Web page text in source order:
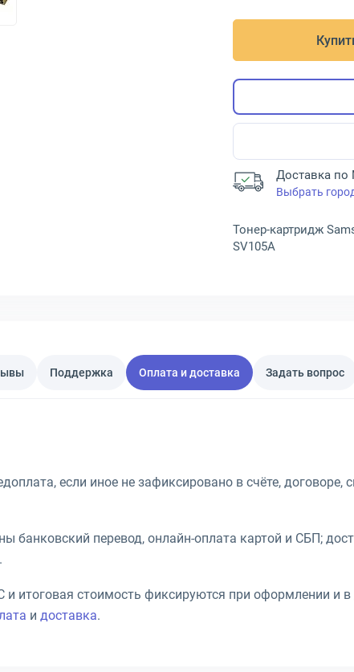
Доставка по
Выбрать
Тонер-картридж
SV105A
Поддержка Оплата и доставка Задать вопрос
если иное не зафиксировано в счёте, договоре,
банковский перевод, онлайн-оплата картой и СБП;
итоговая стоимость фиксируются при оформлении и в
и доставка.